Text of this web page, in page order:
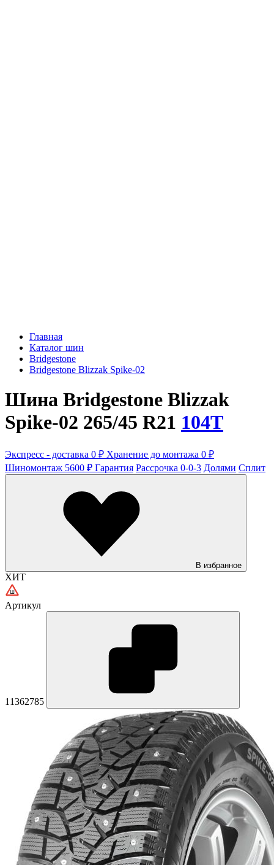
Главная
Каталог шин
Bridgestone
Bridgestone Blizzak Spike-02
Шина Bridgestone Blizzak
Spike-02 265/45 R21 104T
Экспресс - доставка 0 ₽ Хранение до монтажа 0 ₽
Шиномонтаж 5600 ₽ Гарантия Рассрочка 0-0-3 Долями Сплит
В избранное
ХИТ
Артикул
11362785